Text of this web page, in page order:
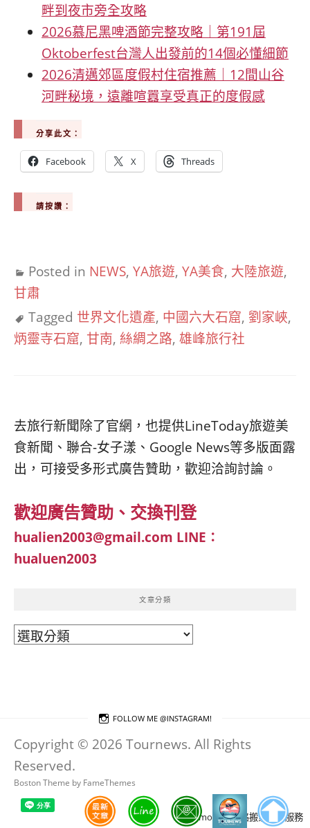
畔到夜市旁全攻略
2026慕尼黑啤酒節完整攻略｜第191屆
Oktoberfest台灣人出發前的14個必懂細節
2026清邁郊區度假村住宿推薦｜12間山谷
河畔秘境，遠離喧囂享受真正的度假感
分享此文：
Facebook X Threads
請按讚：
Posted in NEWS, YA旅遊, YA美食, 大陸旅遊,
甘肅
Tagged 世界文化遺產, 中國六大石窟, 劉家峽,
炳靈寺石窟, 甘南, 絲綢之路, 雄峰旅行社
去旅行新聞除了官網，也提供LineToday旅遊美
食新聞、聯合-女子漾、Google News等多版面露
出，可接受多形式廣告贊助，歡迎洽詢討論。
歡迎廣告贊助、交換刊登
hualien2003@gmail.com LINE：
hualuen2003
文章分類
文
FOLLOW ME @INSTAGRAM!
Copyright © 2026 Tournews. All Rights
Reserved.
Boston Theme by FameThemes
Blogimove部落格搬家技術服務